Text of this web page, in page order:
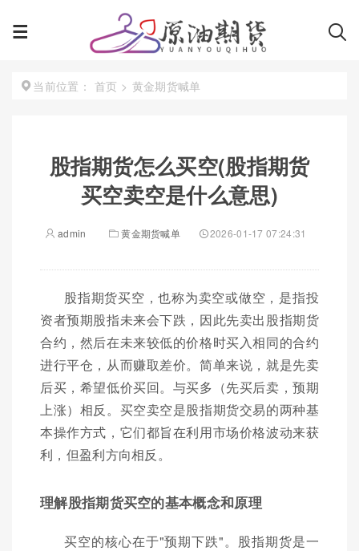
当前位置： 首页 > 黄金期货喊单
股指期货怎么买空(股指期货
买空卖空是什么意思)
admin 黄金期货喊单 2026-01-17 07:24:31
股指期货买空，也称为卖空或做空，是指投
资者预期股指未来会下跌，因此先卖出股指期货
合约，然后在未来较低的价格时买入相同的合约
进行平仓，从而赚取差价。简单来说，就是先卖
后买，希望低价买回。与买多（先买后卖，预期
上涨）相反。买空卖空是股指期货交易的两种基
本操作方式，它们都旨在利用市场价格波动来获
利，但盈利方向相反。
理解股指期货买空的基本概念和原理
买空的核心在于"预期下跌"。股指期货是一